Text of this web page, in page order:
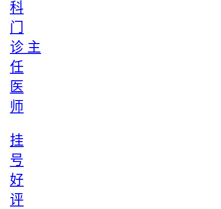
科
门
诊 主
任
医
师
挂
号
好
评